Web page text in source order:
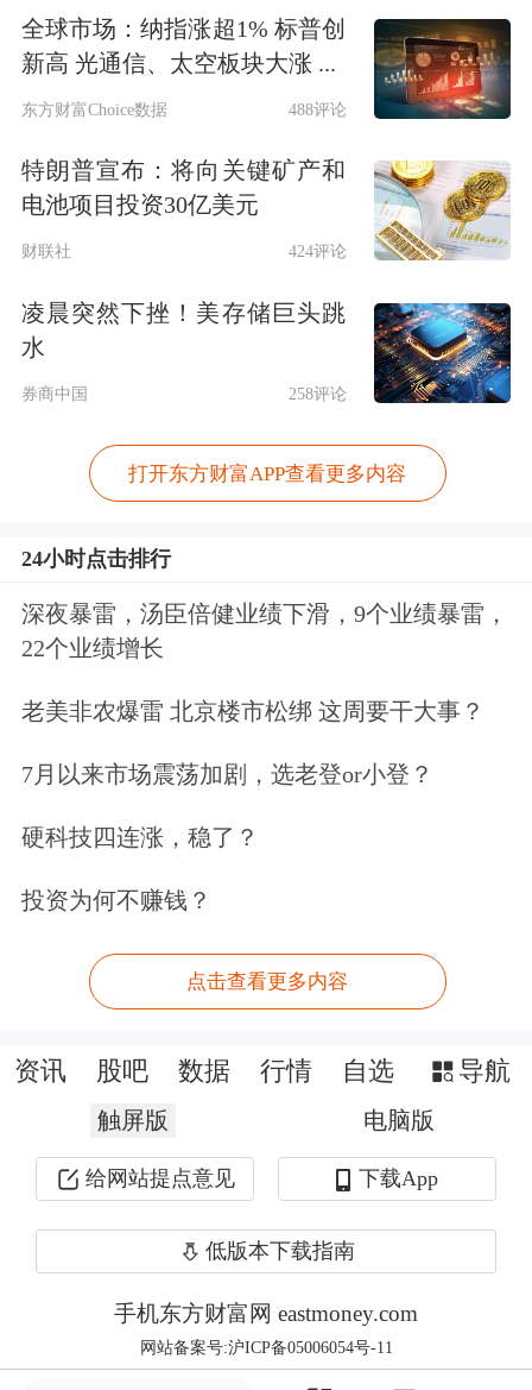
中巨芯公告称，目前，公司的高纯六氟
化钨尚未签署任何具有法律约束力的新
长期或大额实质性订单协议。
浙江博瑞电子科技有限公司（以下简称
博瑞电子）与中央硝子株式会社合资成
简称博瑞中硝）生产，目前产能为600
核实，公司未公开披露过六氟化钨产品
六氟化钨的价格受市场供需关系、原材
料价格、产品竞争格局、下游产业发展
趋势等多重因素影响，波动具有不确定
性。中船特气公告称，部分投资者不要
的影响。
全球市场：纳指涨超1% 标普创
新高 光通信、太空板块大涨 ...
东方财富Choice数据 488评论
特朗普宣布：将向关键矿产和
电池项目投资30亿美元
财联社 424评论
凌晨突然下挫！美存储巨头跳
水
券商中国 258评论
打开东方财富APP查看更多内容
24小时点击排行
深夜暴雷，汤臣倍健业绩下滑，9个业绩暴雷，
22个业绩增长
老美非农爆雷 北京楼市松绑 这周要干大事？
7月以来市场震荡加剧，选老登or小登？
硬科技四连涨，稳了？
投资为何不赚钱？
点击查看更多内容
资讯 股吧 数据 行情 自选 导航
触屏版 电脑版
给网站提点意见 下载App
低版本下载指南
手机东方财富网 eastmoney.com
网站备案号:沪ICP备05006054号-11